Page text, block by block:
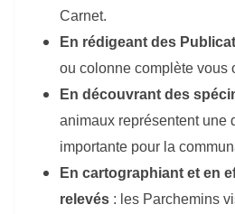
Carnet.
En rédigeant des
ou colonne complète vous
En découvrant des
animaux représentent une
importante pour la
En cartographiant et en
relevés : les Parchemins